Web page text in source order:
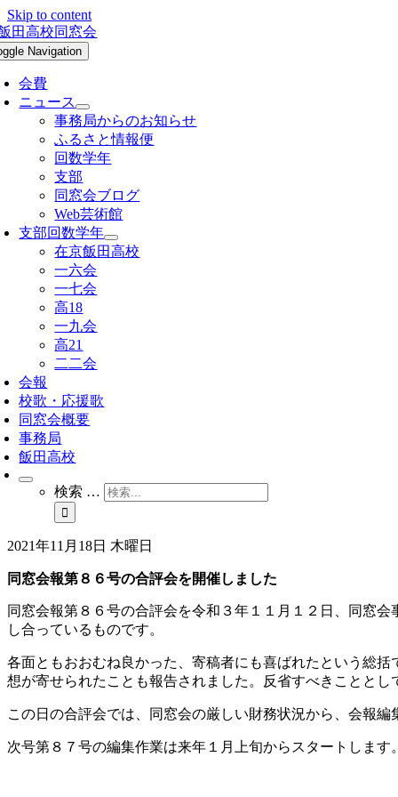
Skip to content
Navigation
会費
ニュース
事務局からのお知らせ
ふるさと情報便
回数学年
支部
同窓会ブログ
Web芸術館
支部回数学年
在京飯田高校
一六会
一七会
高18
一九会
高21
二二会
会報
校歌・応援歌
同窓会概要
事務局
飯田高校
検索 …
2021年11月18日 木曜日
同窓会報第８６号の合評会を開催しました
同窓会報第８６号の合評会を令和３年１１月１２日、同窓
し合っているものです。
各面ともおおむね良かった、寄稿者にも喜ばれたという総
想が寄せられたことも報告されました。反省すべきことと
この日の合評会では、同窓会の厳しい財務状況から、会報
次号第８７号の編集作業は来年１月上旬からスタートしま